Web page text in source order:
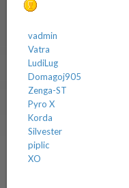
vadmin
Vatra
LudiLug
Domagoj905
Zenga-ST
Pyro X
Korda
Silvester
piplic
XO